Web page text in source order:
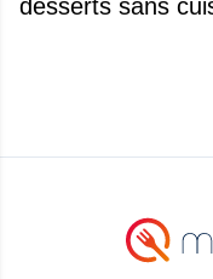
desserts sans